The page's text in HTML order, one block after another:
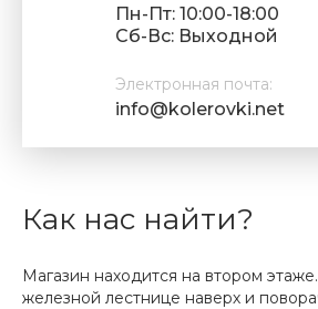
Пн-Пт: 10:00-18:00
Cб-Вс: Выходной
Электронная почта:
info@kolerovki.net
Как нас найти?
Магазин находится на втором
железной лестнице наверх и